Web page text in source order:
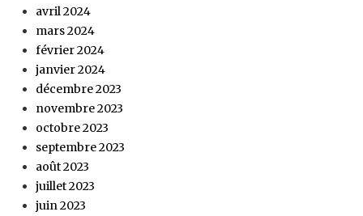
avril 2024
mars 2024
février 2024
janvier 2024
décembre 2023
novembre 2023
octobre 2023
septembre 2023
août 2023
juillet 2023
juin 2023